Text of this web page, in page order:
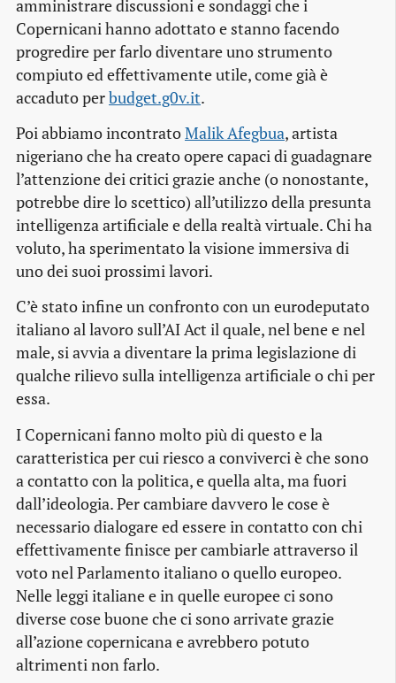
amministrare discussioni e sondaggi che i
Copernicani hanno adottato e stanno facendo
progredire per farlo diventare uno strumento
compiuto ed effettivamente utile, come già è
accaduto perbudget.g0v.it.
Poi abbiamo incontratoMalik Afegbua, artista
nigeriano che ha creato opere capaci di guadagnare
l’attenzione dei critici grazie anche (o nonostante,
potrebbe dire lo scettico) all’utilizzo della presunta
intelligenza artificiale e della realtà virtuale. Chi ha
voluto, ha sperimentato la visione immersiva di
uno dei suoi prossimi lavori.
C’è stato infine un confronto con un eurodeputato
italiano al lavoro sull’AI Act il quale, nel bene e nel
male, si avvia a diventare la prima legislazione di
qualche rilievo sulla intelligenza artificiale o chi per
essa.
I Copernicani fanno molto più di questo e la
caratteristica per cui riesco a conviverci è che sono
a contatto con la politica, e quella alta, ma fuori
dall’ideologia. Per cambiare davvero le cose è
necessario dialogare ed essere in contatto con chi
effettivamente finisce per cambiarle attraverso il
voto nel Parlamento italiano o quello europeo.
Nelle leggi italiane e in quelle europee ci sono
diverse cose buone che ci sono arrivate grazie
all’azione copernicana e avrebbero potuto
altrimenti non farlo.